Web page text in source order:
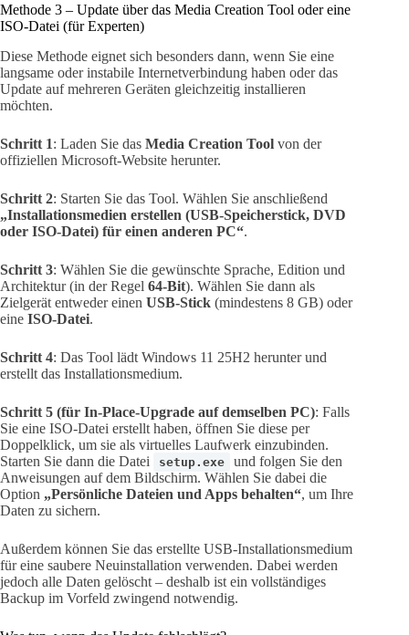
Methode 3 – Update über das Media Creation Tool oder eine
ISO-Datei (für Experten)
Diese Methode eignet sich besonders dann, wenn Sie eine
langsame oder instabile Internetverbindung haben oder das
Update auf mehreren Geräten gleichzeitig installieren
möchten.
Schritt 1: Laden Sie das Media Creation Tool von der
offiziellen Microsoft-Website herunter.
Schritt 2: Starten Sie das Tool. Wählen Sie anschließend
„Installationsmedien erstellen (USB-Speicherstick, DVD
oder ISO-Datei) für einen anderen PC“.
Schritt 3: Wählen Sie die gewünschte Sprache, Edition und
Architektur (in der Regel 64-Bit). Wählen Sie dann als
Zielgerät entweder einen USB-Stick (mindestens 8 GB) oder
eine ISO-Datei.
Schritt 4: Das Tool lädt Windows 11 25H2 herunter und
erstellt das Installationsmedium.
Schritt 5 (für In-Place-Upgrade auf demselben PC): Falls
Sie eine ISO-Datei erstellt haben, öffnen Sie diese per
Doppelklick, um sie als virtuelles Laufwerk einzubinden.
Starten Sie dann die Datei
setup.exe
und folgen Sie den
Anweisungen auf dem Bildschirm. Wählen Sie dabei die
Option „Persönliche Dateien und Apps behalten“, um Ihre
Daten zu sichern.
Außerdem können Sie das erstellte USB-Installationsmedium
für eine saubere Neuinstallation verwenden. Dabei werden
jedoch alle Daten gelöscht – deshalb ist ein vollständiges
Backup im Vorfeld zwingend notwendig.